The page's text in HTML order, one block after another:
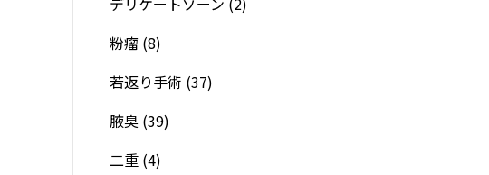
粉瘤 (8)
若返り手術 (37)
腋臭 (39)
二重 (4)